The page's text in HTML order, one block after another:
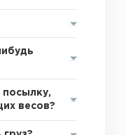
посылку,
весов?